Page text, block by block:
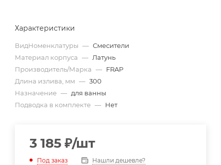
Характеристики
ВидНоменклатуры — Смесители
Материал корпуса — Латунь
Производитель/Марка — FRAP
Длина излива, мм — 300
Назначение — для ванны
Подводка в комплекте — Нет
3 185 ₽/шт
Под заказ Нашли дешевле?